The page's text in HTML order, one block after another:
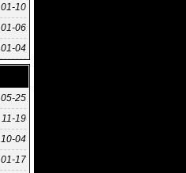
01-10
01-06
01-04
05-25
11-19
10-04
01-17